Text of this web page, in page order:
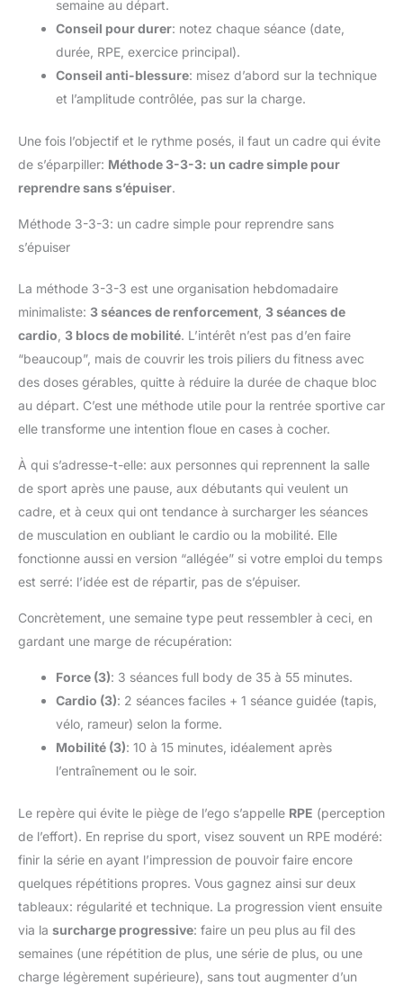
semaine au départ.
Conseil pour durer: notez chaque séance (date,
durée, RPE, exercice principal).
Conseil anti-blessure: misez d’abord sur la technique
et l’amplitude contrôlée, pas sur la charge.
Une fois l’objectif et le rythme posés, il faut un cadre qui évite
de s’éparpiller: Méthode 3-3-3: un cadre simple pour
reprendre sans s’épuiser.
Méthode 3-3-3: un cadre simple pour reprendre sans
s’épuiser
La méthode 3-3-3 est une organisation hebdomadaire
minimaliste: 3 séances de renforcement 3 séances de
cardio 3 blocs de mobilité. L’intérêt n’est pas d’en faire
“beaucoup”, mais de couvrir les trois piliers du fitness avec
des doses gérables, quitte à réduire la durée de chaque bloc
au départ. C’est une méthode utile pour la rentrée sportive car
elle transforme une intention floue en cases à cocher.
À qui s’adresse-t-elle: aux personnes qui reprennent la salle
de sport après une pause, aux débutants qui veulent un
cadre, et à ceux qui ont tendance à surcharger les séances
de musculation en oubliant le cardio ou la mobilité. Elle
fonctionne aussi en version “allégée” si votre emploi du temps
est serré: l’idée est de répartir, pas de s’épuiser.
Concrètement, une semaine type peut ressembler à ceci, en
gardant une marge de récupération:
Force (3): 3 séances full body de 35 à 55 minutes.
Cardio (3): 2 séances faciles + 1 séance guidée (tapis,
vélo, rameur) selon la forme.
Mobilité (3): 10 à 15 minutes, idéalement après
l’entraînement ou le soir.
Le repère qui évite le piège de l’ego s’appelle RPE (perception
de l’effort). En reprise du sport, visez souvent un RPE modéré:
finir la série en ayant l’impression de pouvoir faire encore
quelques répétitions propres. Vous gagnez ainsi sur deux
tableaux: régularité et technique. La progression vient ensuite
via la surcharge progressive: faire un peu plus au fil des
semaines (une répétition de plus, une série de plus, ou une
charge légèrement supérieure), sans tout augmenter d’un